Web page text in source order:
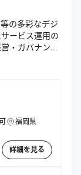
の多彩なデジ
ービス運用の
・ガバナンス
ごすことので
プランナーを
福岡県
詳細を見る